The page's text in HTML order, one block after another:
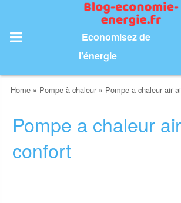
content
Economisez de
l'énergie
Home » Pompe à chaleur » Pompe a chaleur air
Pompe a chaleur
confort